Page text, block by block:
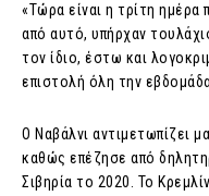
«Τώρα είναι η τρίτη ημέρα
από αυτό, υπήρχαν
τον ίδιο, έστω και
επιστολή όλη την
Ο Ναβάλνι αντιμετωπίζει
καθώς επέζησε από
Σιβηρία το 2020. Το